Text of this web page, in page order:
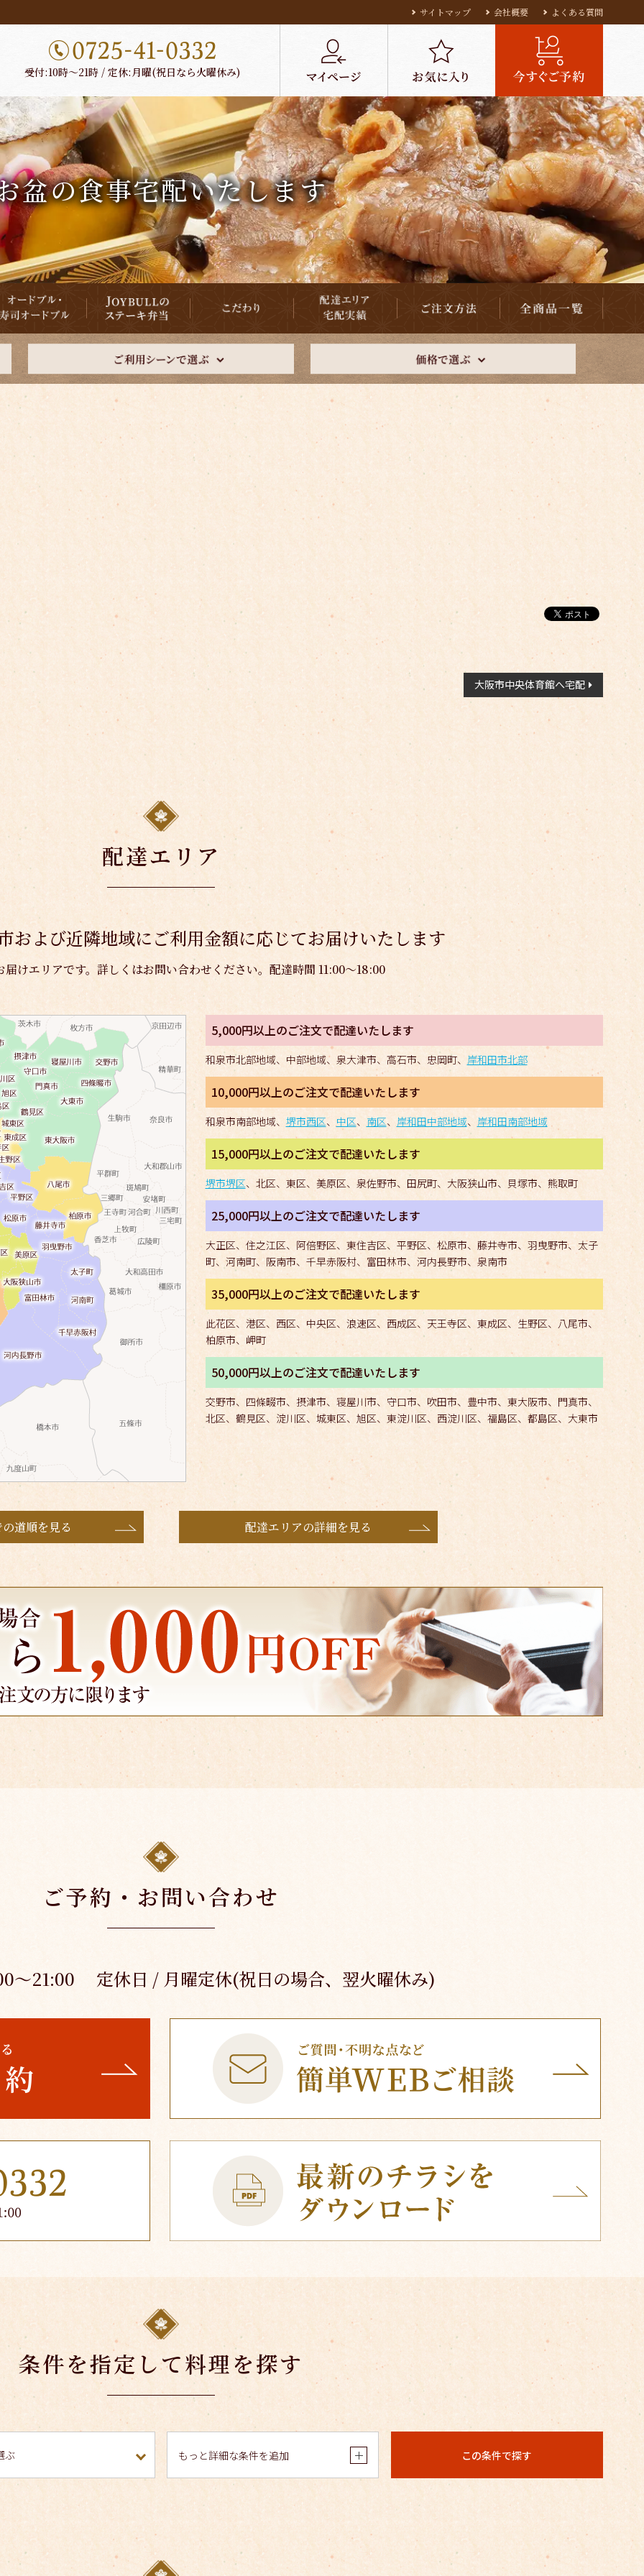
サイトマップ 会社概要 よくある質問
受付:10時～21時 / 定休:月曜(祝日なら火曜休み)
盆の食事宅配いたします
大阪市中央体育館へ宅配
配達エリア
および近隣地域にご利用金額に応じてお届けいたします
けエリアです。 詳しくはお問い合わせください。 配達時間 11:00〜18:00
5,000円以上のご注文で配達いたします
和泉市北部地域、中部地域、泉大津市、高石市、忠岡町、 岸和田市北部
10,000円以上のご注文で配達いたします
和泉市南部地域、 堺市西区、 中区、 南区、 岸和田中部地域、 岸和田南部地域
15,000円以上のご注文で配達いたします
堺市堺区、北区、東区、美原区、泉佐野市、田尻町、大阪狭山市、貝塚市、熊取町
25,000円以上のご注文で配達いたします
大正区、住之江区、阿倍野区、東住吉区、平野区、松原市、藤井寺市、羽曳野市、太子
町、河南町、阪南市、千早赤阪村、富田林市、河内長野市、泉南市
35,000円以上のご注文で配達いたします
此花区、港区、西区、中央区、浪速区、西成区、天王寺区、東成区、生野区、八尾市、
柏原市、岬町
50,000円以上のご注文で配達いたします
交野市、四條畷市、摂津市、寝屋川市、守口市、吹田市、豊中市、東大阪市、門真市、
北区、鶴見区、淀川区、城東区、旭区、東淀川区、西淀川区、福島区、都島区、大東市
道順を見る 配達エリアの詳細を見る
ご予約・お問い合わせ
～21:00 定休日 / 月曜定休(祝日の場合、翌火曜休み)
条件を指定して料理を探す
もっと詳細な条件を追加 この条件で探す